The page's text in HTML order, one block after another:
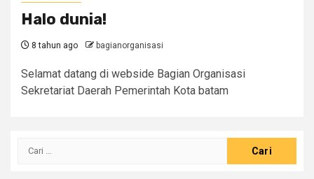
Halo dunia!
8 tahun ago bagianorganisasi
Selamat datang di webside Bagian Organisasi
Sekretariat Daerah Pemerintah Kota batam
Cari